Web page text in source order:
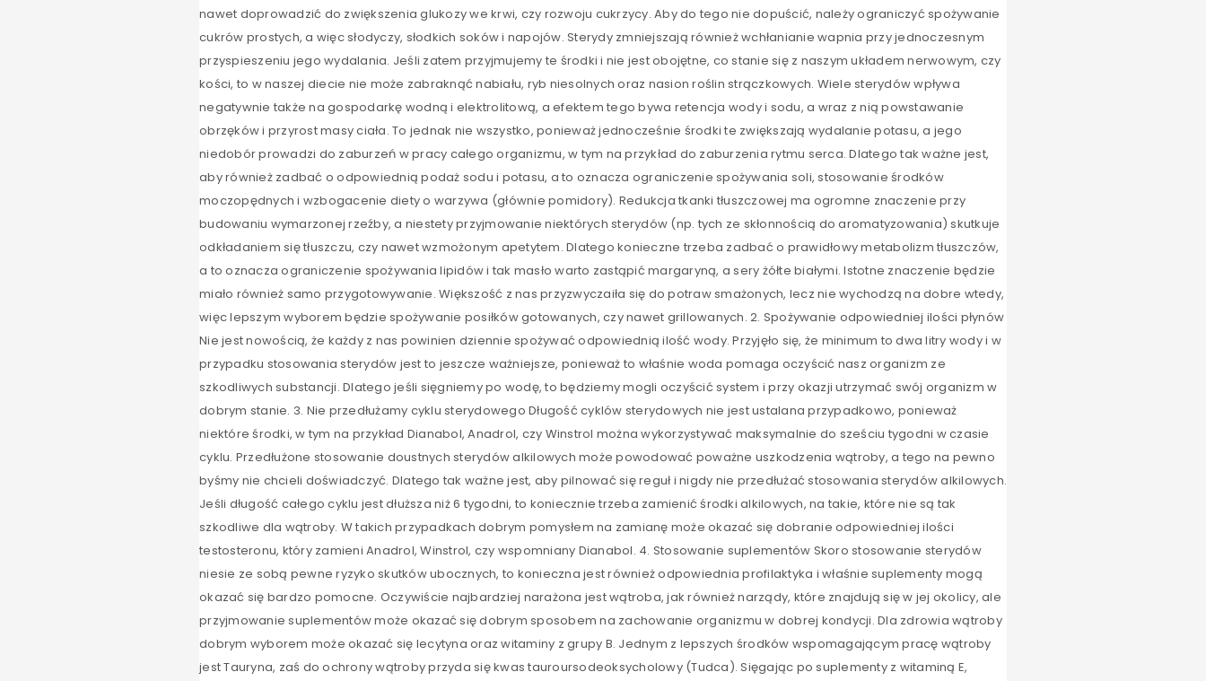
nawet doprowadzić do zwiększenia glukozy we krwi, czy rozwoju cukrzycy. Aby do tego nie dopuścić, należy ograniczyć spożywanie
cukrów prostych, a więc słodyczy, słodkich soków i napojów. Sterydy zmniejszają również wchłanianie wapnia przy jednoczesnym
przyspieszeniu jego wydalania. Jeśli zatem przyjmujemy te środki i nie jest obojętne, co stanie się z naszym układem nerwowym, czy
kości, to w naszej diecie nie może zabraknąć nabiału, ryb niesolnych oraz nasion roślin strączkowych. Wiele sterydów wpływa
negatywnie także na gospodarkę wodną i elektrolitową, a efektem tego bywa retencja wody i sodu, a wraz z nią powstawanie
obrzęków i przyrost masy ciała. To jednak nie wszystko, ponieważ jednocześnie środki te zwiększają wydalanie potasu, a jego
niedobór prowadzi do zaburzeń w pracy całego organizmu, w tym na przykład do zaburzenia rytmu serca. Dlatego tak ważne jest,
aby również zadbać o odpowiednią podaż sodu i potasu, a to oznacza ograniczenie spożywania soli, stosowanie środków
moczopędnych i wzbogacenie diety o warzywa (głównie pomidory). Redukcja tkanki tłuszczowej ma ogromne znaczenie przy
budowaniu wymarzonej rzeźby, a niestety przyjmowanie niektórych sterydów (np. tych ze skłonnością do aromatyzowania) skutkuje
odkładaniem się tłuszczu, czy nawet wzmożonym apetytem. Dlatego konieczne trzeba zadbać o prawidłowy metabolizm tłuszczów,
a to oznacza ograniczenie spożywania lipidów i tak masło warto zastąpić margaryną, a sery żółte białymi. Istotne znaczenie będzie
miało również samo przygotowywanie. Większość z nas przyzwyczaiła się do potraw smażonych, lecz nie wychodzą na dobre wtedy,
więc lepszym wyborem będzie spożywanie posiłków gotowanych, czy nawet grillowanych. 2. Spożywanie odpowiedniej ilości płynów
Nie jest nowością, że każdy z nas powinien dziennie spożywać odpowiednią ilość wody. Przyjęło się, że minimum to dwa litry wody i w
przypadku stosowania sterydów jest to jeszcze ważniejsze, ponieważ to właśnie woda pomaga oczyścić nasz organizm ze
szkodliwych substancji. Dlatego jeśli sięgniemy po wodę, to będziemy mogli oczyścić system i przy okazji utrzymać swój organizm w
dobrym stanie. 3. Nie przedłużamy cyklu sterydowego Długość cyklów sterydowych nie jest ustalana przypadkowo, ponieważ
niektóre środki, w tym na przykład Dianabol, Anadrol, czy Winstrol można wykorzystywać maksymalnie do sześciu tygodni w czasie
cyklu. Przedłużone stosowanie doustnych sterydów alkilowych może powodować poważne uszkodzenia wątroby, a tego na pewno
byśmy nie chcieli doświadczyć. Dlatego tak ważne jest, aby pilnować się reguł i nigdy nie przedłużać stosowania sterydów alkilowych.
Jeśli długość całego cyklu jest dłuższa niż 6 tygodni, to koniecznie trzeba zamienić środki alkilowych, na takie, które nie są tak
szkodliwe dla wątroby. W takich przypadkach dobrym pomysłem na zamianę może okazać się dobranie odpowiedniej ilości
testosteronu, który zamieni Anadrol, Winstrol, czy wspomniany Dianabol. 4. Stosowanie suplementów Skoro stosowanie sterydów
niesie ze sobą pewne ryzyko skutków ubocznych, to konieczna jest również odpowiednia profilaktyka i właśnie suplementy mogą
okazać się bardzo pomocne. Oczywiście najbardziej narażona jest wątroba, jak również narządy, które znajdują się w jej okolicy, ale
przyjmowanie suplementów może okazać się dobrym sposobem na zachowanie organizmu w dobrej kondycji. Dla zdrowia wątroby
dobrym wyborem może okazać się lecytyna oraz witaminy z grupy B. Jednym z lepszych środków wspomagającym pracę wątroby
jest Tauryna, zaś do ochrony wątroby przyda się kwas tauroursodeoksycholowy (Tudca). Sięgając po suplementy z witaminą E,